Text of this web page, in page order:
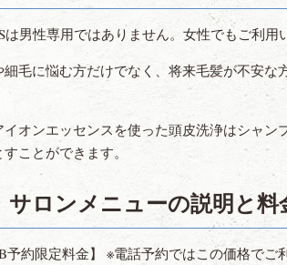
は男性専用ではありません。女性でもご利用
細毛に悩む方だけでなく、将来毛髪が不安な
イオンエッセンスを使った頭皮洗浄はシャ
ことができます。
サロンメニューの説明と料
予約限定料金】 ※電話予約ではこの価格でご